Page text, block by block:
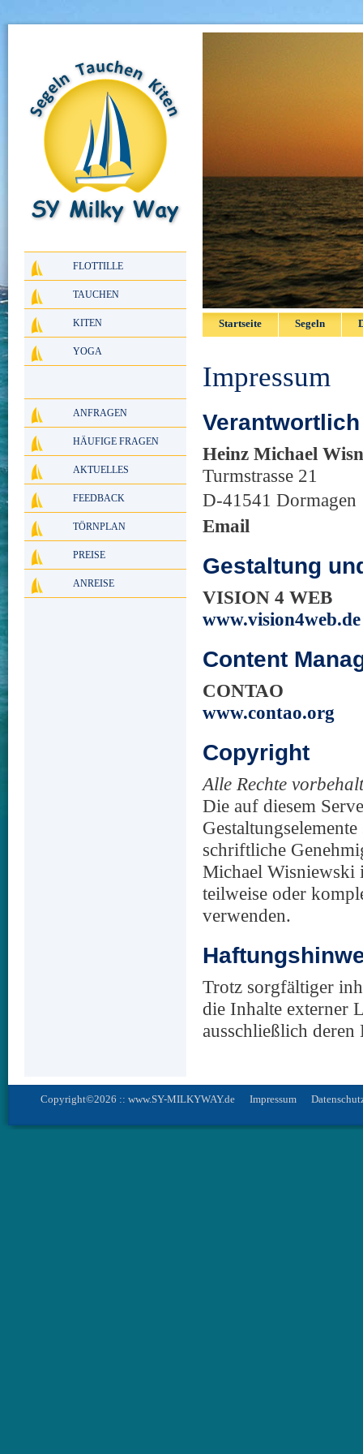
Startseite Segeln
Impressum
Heinz Michael
Turmstrasse 21
D-41541 Dormagen
Email
Gestaltung
VISION 4 WEB
www.vision4web.de
Content
CONTAO
www.contao.org
Copyright
Alle Rechte
Die auf diesem
schriftliche
Michael Wisniewski
teilweise oder
verwenden.
Trotz sorgfältiger
die Inhalte externer
ausschließlich
FLOTTILLE
TAUCHEN
KITEN
YOGA
ANFRAGEN
HÄUFIGE FRAGEN
AKTUELLES
FEEDBACK
TÖRNPLAN
PREISE
ANREISE
Copyright©2026 :: www.SY-MILKYWAY.de Impressum